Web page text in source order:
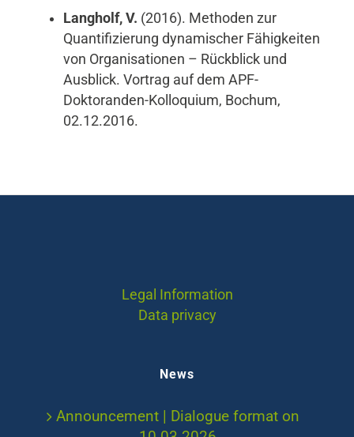
Langholf, V. (2016). Methoden zur
Quantifizierung dynamischer Fähigkeiten
von Organisationen – Rückblick und
Ausblick. Vortrag auf dem APF-
Doktoranden-Kolloquium, Bochum,
02.12.2016.
Legal Information
Data privacy
News
Announcement | Dialogue format on